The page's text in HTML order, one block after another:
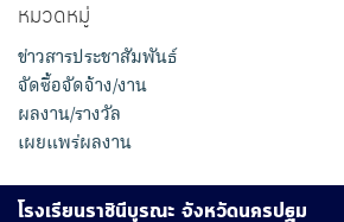
หมวดหมู่
ข่าวสารประชาสัมพันธ์
จัดซื้อจัดจ้าง/งาน
ผลงาน/รางวัล
เผยแพร่ผลงาน
โรงเรียนราชินีบูรณะ จังหวัดนครปฐม